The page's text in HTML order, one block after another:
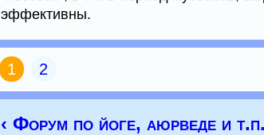
эффективны.
1 2
‹ Форум по йоге, аюрведе и т.п.